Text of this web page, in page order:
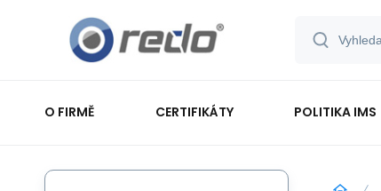
O FIRMĚ CERTIFIKÁTY POLITIKA IMS